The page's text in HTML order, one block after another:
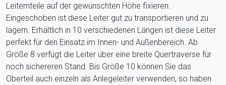
Leiternteile auf der gewünschten Höhe fixieren.
Eingeschoben ist diese Leiter gut zu transportieren und zu
lagern. Erhältlich in 10 verschiedenen Längen ist diese Leiter
perfekt für den Einsatz im Innen- und Außenbereich. Ab
Größe 8 verfügt die Leiter über eine breite Quertraverse für
noch sichereren Stand. Bis Größe 10 können Sie das
Oberteil auch einzeln als Anlegeleiter verwenden, so haben